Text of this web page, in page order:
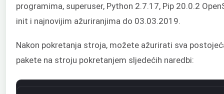
programima, superuser, Python 2.7.17, Pip 20.0.2
init i najnovijim ažuriranjima do 03.03.2019.
Nakon pokretanja stroja, možete ažurirati sva
pakete na stroju pokretanjem sljedećih naredbi: